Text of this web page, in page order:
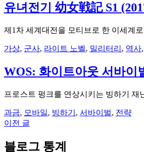
유녀전기 幼女戦記 S1
제1차 세계대전을 모티브로 한 이세계
가상, 군사, 라이트 노벨, 밀리터리 , 역사,
WOS: 화이트아웃 서바이
프로스트 펑크를 연상시키는 빙하기
과금, 모바일, 빙하기 , 서바이벌, 전략
글
탐
이전 글
블로그 통계